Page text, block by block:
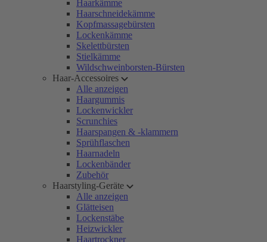
Haarkämme
Haarschneidekämme
Kopfmassagebürsten
Lockenkämme
Skelettbürsten
Stielkämme
Wildschweinborsten-Bürsten
Haar-Accessoires
Alle anzeigen
Haargummis
Lockenwickler
Scrunchies
Haarspangen & -klammern
Sprühflaschen
Haarnadeln
Lockenbänder
Zubehör
Haarstyling-Geräte
Alle anzeigen
Glätteisen
Lockenstäbe
Heizwickler
Haartrockner